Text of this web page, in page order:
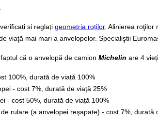
si reglați geometria roților. Alinierea roţilor
viaţă mai mari a anvelopelor. Specialiştii
că o anvelopă de camion Michelin are 4
100%, durată de viață 100%
- cost 7%, durată de viață 25%
- cost 50%, durată de viață 100%
rulare (a anvelopei reşapate) - cost 7%, durată